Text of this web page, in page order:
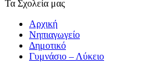
Τα Σχολεία μας
Αρχική
Νηπιαγωγείο
Δημοτικό
Γυμνάσιο – Λύκειο